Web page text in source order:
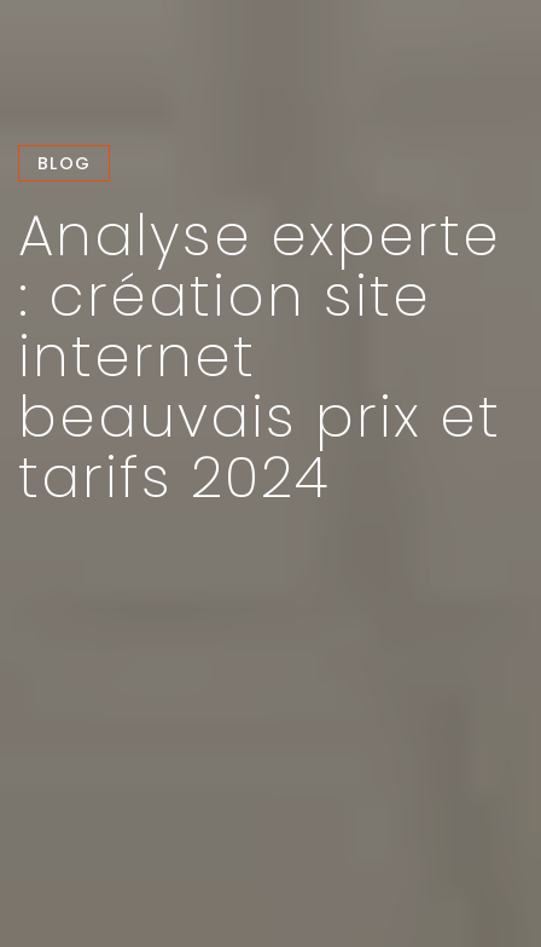
BLOG
Analyse experte
: création site
internet
beauvais prix et
tarifs 2024